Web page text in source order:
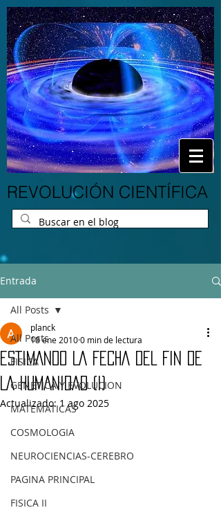
REVOLUCIÓN CIENTÍFICA
Entrada
All Posts
FISICA
GENETICA Y EVOLUCION
MATEMATICAS
COSMOLOGIA
NEUROCIENCIAS-CEREBRO
PAGINA PRINCIPAL
FISICA II
All Posts
ESTIMANDO LA FECHA DEL FIN DE
LA HUMANIDAD (I)
planck
18 ene 20100 min de lectura
Actualizado:1 ago 2025